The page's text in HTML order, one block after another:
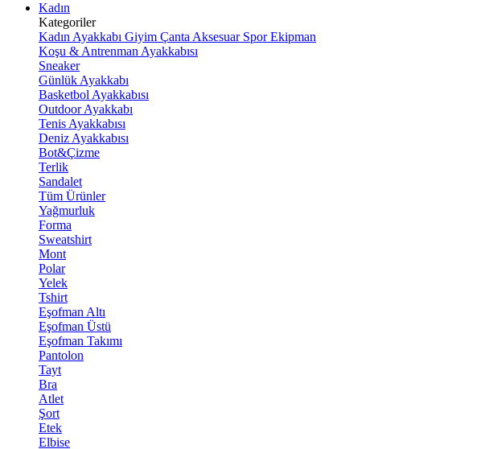
Kadın
Kategoriler
Kadın Ayakkabı Giyim Çanta Aksesuar Spor Ekipman
Koşu & Antrenman Ayakkabısı
Sneaker
Günlük Ayakkabı
Basketbol Ayakkabısı
Outdoor Ayakkabı
Tenis Ayakkabısı
Deniz Ayakkabısı
Bot&Çizme
Terlik
Sandalet
Tüm Ürünler
Yağmurluk
Forma
Sweatshirt
Mont
Polar
Yelek
Tshirt
Eşofman Altı
Eşofman Üstü
Eşofman Takımı
Pantolon
Tayt
Bra
Atlet
Şort
Etek
Elbise